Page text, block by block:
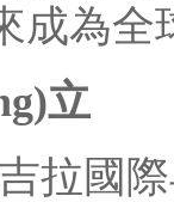
成為
立
拉國